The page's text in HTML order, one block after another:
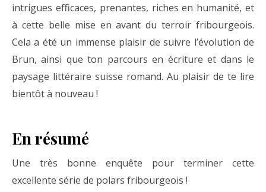
intrigues efficaces, prenantes, riches en humanité, et
à cette belle mise en avant du terroir fribourgeois.
Cela a été un immense plaisir de suivre l’évolution de
Brun, ainsi que ton parcours en écriture et dans le
paysage littéraire suisse romand. Au plaisir de te lire
bientôt à nouveau !
En résumé
Une très bonne enquête pour terminer cette
excellente série de polars fribourgeois !